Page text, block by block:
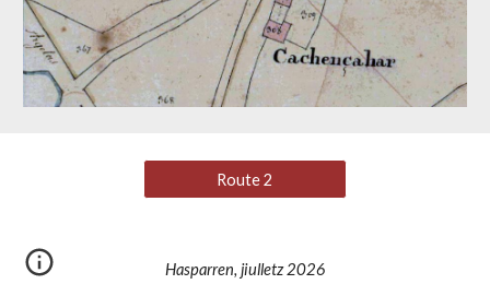
Route 2
Hasparren, jiulletz 2026